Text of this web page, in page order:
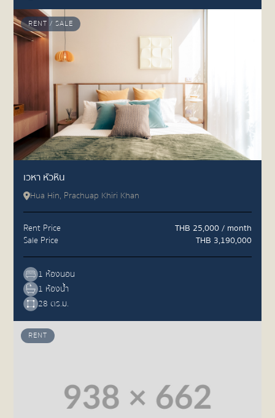
RENT / SALE
เวหา หัวหิน
Hua Hin, Prachuap Khiri Khan
Rent Price
THB 25,000 / month
Sale Price
THB 3,190,000
1 ห้องนอน
1 ห้องน้ำ
28 ตร.ม.
RENT